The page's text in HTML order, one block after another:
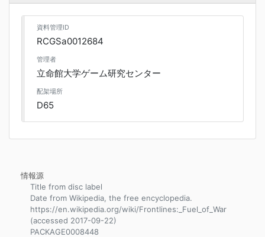
資料管理ID
RCGSa0012684
管理者
立命館大学ゲーム研究センター
配架場所
D65
情報源
Title from disc label
Date from Wikipedia, the free encyclopedia.
https://en.wikipedia.org/wiki/Frontlines:_Fuel_of_War
(accessed 2017-09-22)
PACKAGE0008448